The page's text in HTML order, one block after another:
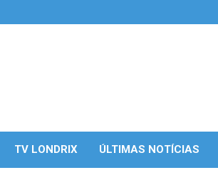
TV LONDRIX ÚLTIMAS NOTÍCIAS